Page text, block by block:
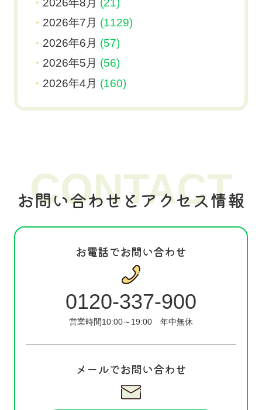
2026年8月 (21)
2026年7月 (1129)
2026年6月 (57)
2026年5月 (56)
2026年4月 (160)
お問い合わせとアクセス情報
CONTACT
お電話でお問い合わせ
0120-337-900
営業時間10:00～19:00 年中無休
メールでお問い合わせ